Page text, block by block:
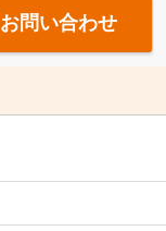
お問い合わせ